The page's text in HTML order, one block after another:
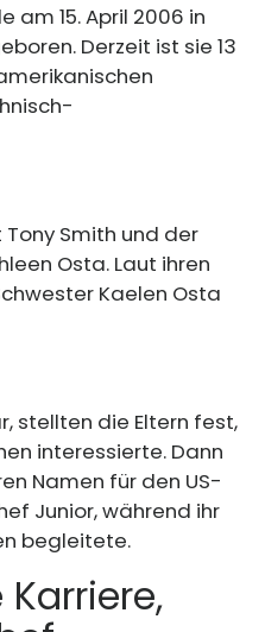
am 15. April 2006 in
Derzeit ist sie 13
Smith und der
Osta. Laut ihren
Kaelen Osta
stellten die Eltern fest,
interessierte. Dann
Namen für den US-
Junior, während ihr
begleitete.